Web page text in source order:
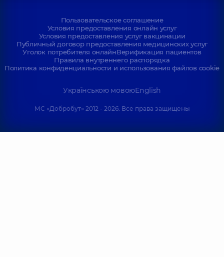
Пользовательское соглашение
Условия предоставления онлайн услуг
Условия предоставления услуг вакцинации
Публичный договор предоставления медицинских услуг
Уголок потребителя онлайнВерификация пациентов
Правила внутреннего распорядка
Политика конфиденциальности и использования файлов cookie
Українською мовоюEnglish
МС «Добробут» 2012 - 2026. Все права защищены